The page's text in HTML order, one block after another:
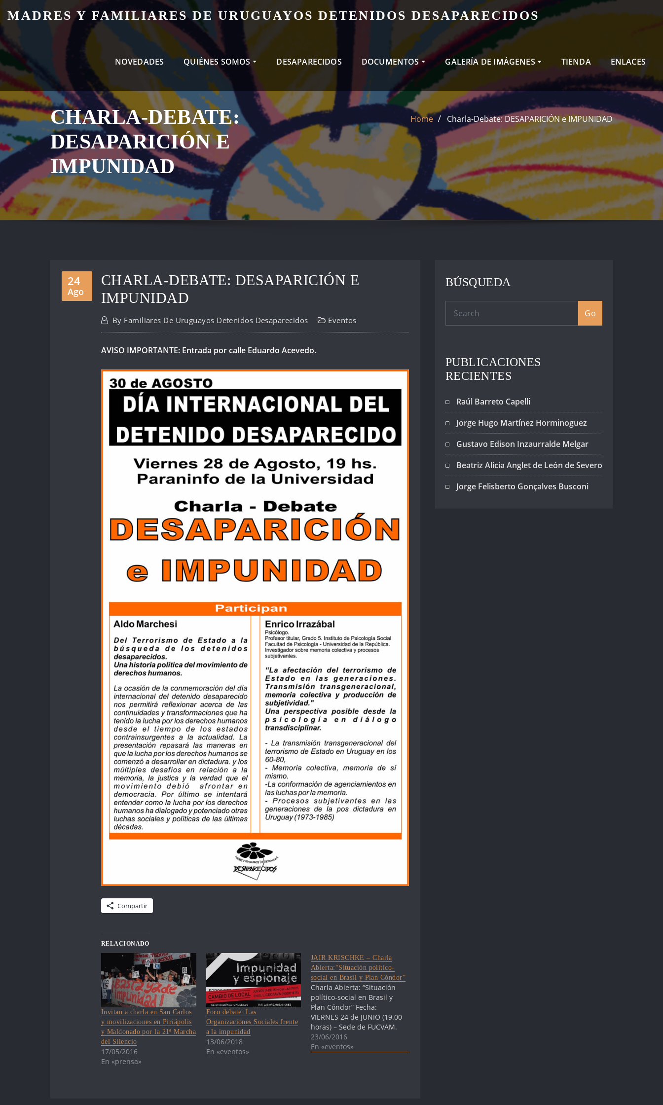
Skip
MADRES Y FAMILIARES DE URUGUAYOS DETENIDOS DESAPARECIDOS
NOVEDADES QUIÉNES SOMOS DESAPARECIDOS DOCUMENTOS GALERÍA DE IMÁGENES TIENDA ENLACES
CHARLA-DEBATE:
DESAPARICIÓN E
IMPUNIDAD
Home Charla-Debate: DESAPARICIÓN e IMPUNIDAD
24
Ago
CHARLA-DEBATE: DESAPARICIÓN E
IMPUNIDAD
By Familiares De Uruguayos Detenidos Desaparecidos Eventos
AVISO IMPORTANTE: Entrada por calle Eduardo Acevedo.
Compartir
RELACIONADO
Invitan a charla en San Carlos
y movilizaciones en Piriápolis
y Maldonado por la 21ª Marcha
del Silencio
17/05/2016
En «prensa»
Foro debate: Las
Organizaciones Sociales frente
a la impunidad
13/06/2018
En «eventos»
JAIR KRISCHKE – Charla
Abierta:“Situación político-
social en Brasil y Plan Cóndor”
Charla Abierta: “Situación
político-social en Brasil y
Plan Cóndor” Fecha:
VIERNES 24 de JUNIO (19.00
horas) – Sede de FUCVAM.
(Eduardo Víctor Haedo 2219
entre Juan Paullier y Cufré).
23/06/2016
En «eventos»
BÚSQUEDA
Go
PUBLICACIONES
RECIENTES
Raúl Barreto Capelli
Jorge Hugo Martínez Horminoguez
Gustavo Edison Inzaurralde Melgar
Beatriz Alicia Anglet de León de Severo
Jorge Felisberto Gonçalves Busconi